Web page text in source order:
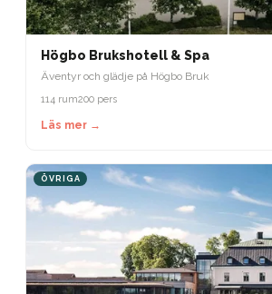
Högbo Brukshotell & Spa
Äventyr och glädje på Högbo Bruk
114 rum200 pers
Läs mer →
ÖVRIGA